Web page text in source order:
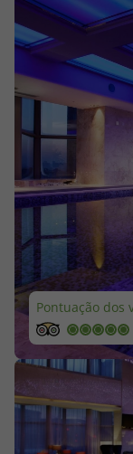
Escapadinhas
Cruzeiros
Promoções
Especialistas
Cheque
Rede de
Blog
Área de
Pontuação dos